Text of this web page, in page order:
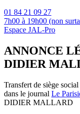
01 84 21 09 27
7h00 à 19h00 (non
Espace JAL-Pro
ANNONCE
DIDIER
Transfert de siège
dans le journal Le
DIDIER MALLARD